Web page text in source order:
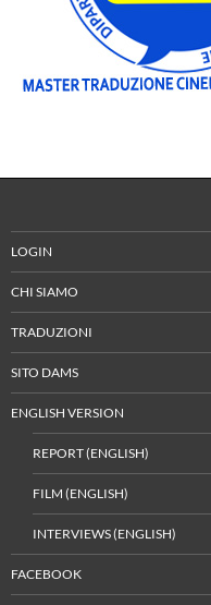
LOGIN
CHI SIAMO
TRADUZIONI
SITO DAMS
ENGLISH VERSION
REPORT (ENGLISH)
FILM (ENGLISH)
INTERVIEWS (ENGLISH)
FACEBOOK